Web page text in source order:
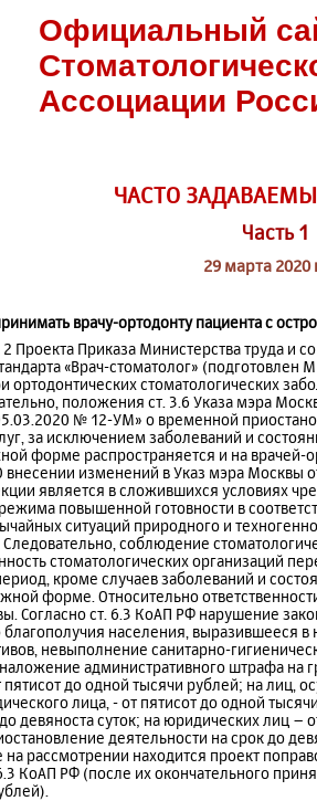
Официальный
Ассоциации
ЧАСТО
Часть 1
29 марта 2020
врачу-ортодонту пациента с
2 Проекта Приказа Министерства труда
«Врач-стоматолог»
стоматологических
положения ст. 3.6 Указа мэра
№ 12-УМ» о временной
за исключением заболеваний и
форме распространяется и на врачей-
изменений в Указ мэра Москвы
является в сложившихся условиях
повышенной готовности в
ситуаций природного и
соблюдение
стоматологических организаций
кроме случаев заболеваний и
форме. Относительно
Согласно ст. 6.3 КоАП РФ нарушение
населения, выразившееся
невыполнение санитарно-
административного штрафа на
до одной тысячи рублей; на лиц,
лица, - от пятисот до одной
девяноста суток; на юридических лиц –
деятельности на срок до
на рассмотрении находится проект
КоАП РФ (после их окончательного